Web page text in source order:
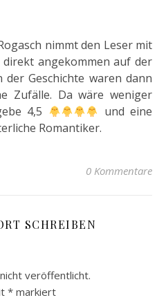
nimmt den Leser mit
angekommen auf der
der Geschichte waren dann
Zufälle. Da wäre weniger
4,5
und eine
Romantiker.
0 Kommentare
SCHREIBEN
veröffentlicht.
* markiert